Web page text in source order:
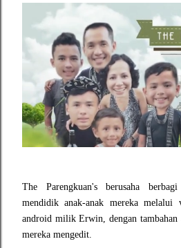
The Parengkuan's berusaha
mendidik anak-anak mereka melalui
android milik Erwin, dengan tambahan
mereka mengedit.